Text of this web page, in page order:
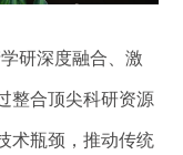
研深度融合、激
整合顶尖科研资源
术瓶颈，推动传统